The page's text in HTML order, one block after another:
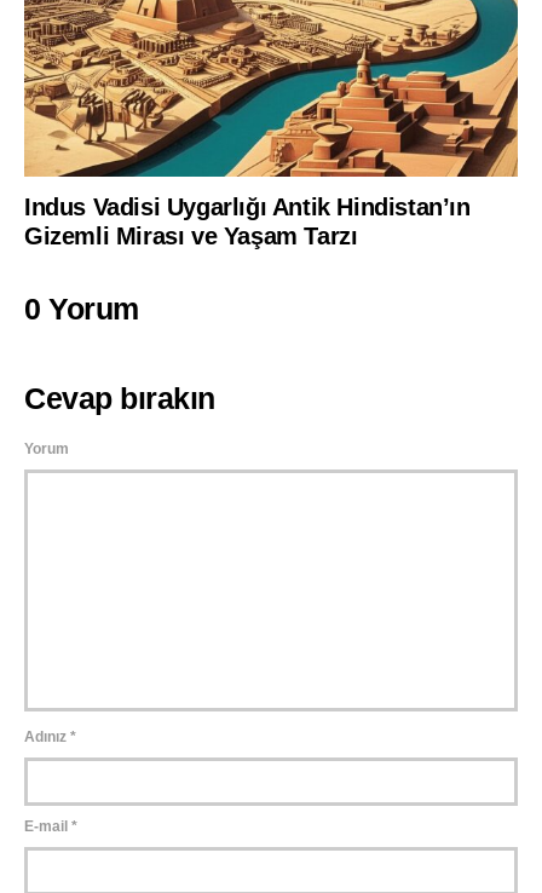
Indus Vadisi Uygarlığı Antik Hindistan’ın
Gizemli Mirası ve Yaşam Tarzı
0 Yorum
Cevap bırakın
Yorum
Adınız *
E-mail *